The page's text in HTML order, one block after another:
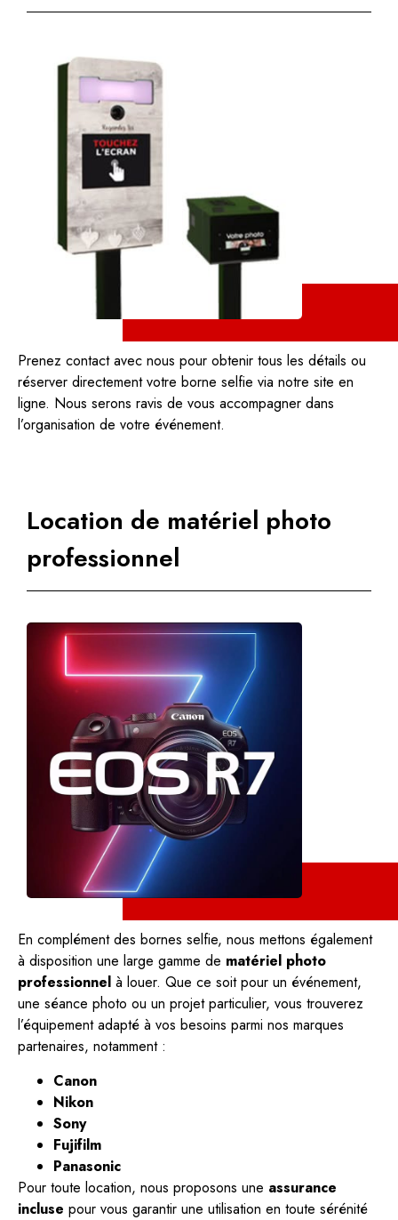
Prenez contact avec nous pour obtenir tous les détails ou
réserver directement votre borne selfie via notre site en
ligne. Nous serons ravis de vous accompagner dans
l’organisation de votre événement.
Location de matériel photo
professionnel
En complément des bornes selfie, nous mettons également
à disposition une large gamme de matériel photo
professionnel à louer. Que ce soit pour un événement,
une séance photo ou un projet particulier, vous trouverez
l’équipement adapté à vos besoins parmi nos marques
partenaires, notamment :
Canon
Nikon
Sony
Fujifilm
Panasonic
Pour toute location, nous proposons une assurance
incluse pour vous garantir une utilisation en toute sérénité